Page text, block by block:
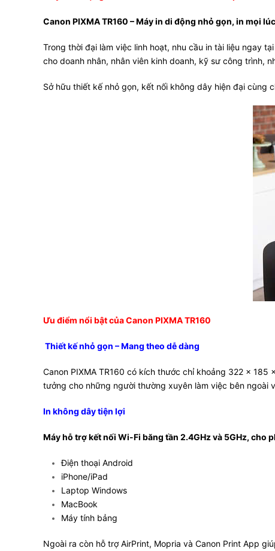
Canon PIXMA TR160 – Máy in di động nhỏ gọn, in mọi
Trong thời đại làm việc linh hoạt, nhu cầu in tài liệu ngay
cho doanh nhân, nhân viên kinh doanh, kỹ sư công trình,
Sở hữu thiết kế nhỏ gọn, kết nối không dây hiện đại cùng
Ưu điểm nổi bật của Canon PIXMA TR160
Thiết kế nhỏ gọn – Mang theo dễ dàng
Canon PIXMA TR160 có kích thước chỉ khoảng 322 x
tưởng cho những người thường xuyên làm việc bên ngoài
In không dây tiện lợi
Máy hỗ trợ kết nối Wi-Fi băng tần 2.4GHz và 5GHz, cho
Điện thoại Android
iPhone/iPad
Laptop Windows
MacBook
Máy tính bảng
Ngoài ra còn hỗ trợ AirPrint, Mopria và Canon Print App